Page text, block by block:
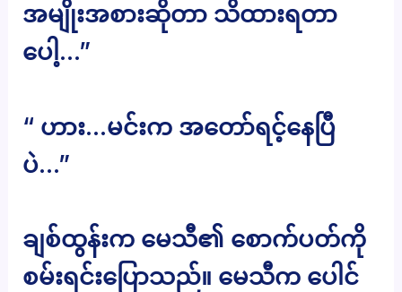
အမျိုးအစားဆိုတာ သိထားရတာ
ပေါ့…”
“ ဟား…မင်းက အတော်ရင့်နေပြီ
ပဲ…”
ချစ်ထွန်းက မေသီ၏ စောက်ပတ်ကို
စမ်းရင်းပြောသည်။ မေသီက ပေါင်